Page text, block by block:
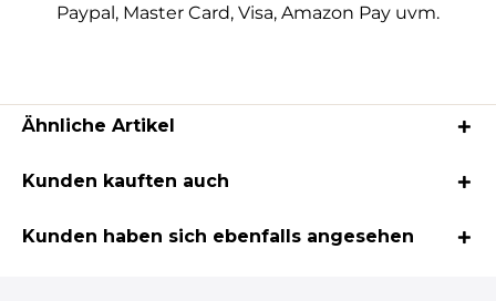
Paypal, Master Card, Visa, Amazon Pay uvm.
Ähnliche Artikel
Kunden kauften auch
Kunden haben sich ebenfalls angesehen